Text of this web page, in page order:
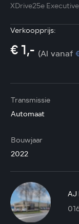
XDrive25e Executive
Verkoopprijs:
€ 1,- (Al vanaf
Transmissie
Automaat
Bouwjaar
2022
AJ